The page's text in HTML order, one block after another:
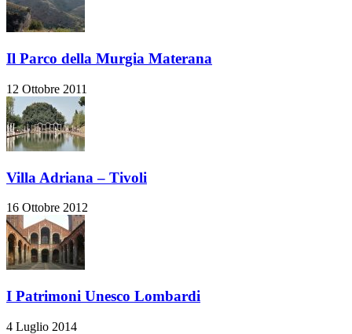
Il Parco della Murgia Materana
12 Ottobre 2011
Villa Adriana – Tivoli
16 Ottobre 2012
I Patrimoni Unesco Lombardi
4 Luglio 2014